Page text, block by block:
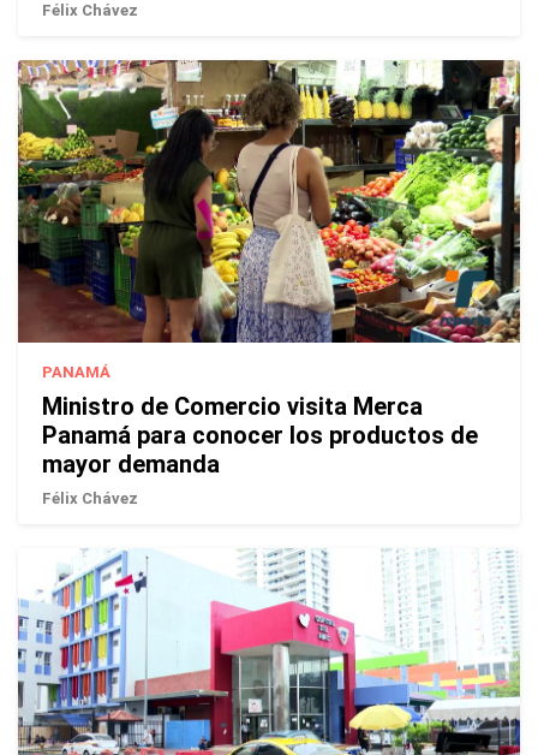
Félix Chávez
PANAMÁ
Ministro de Comercio visita Merca
Panamá para conocer los productos de
mayor demanda
Félix Chávez